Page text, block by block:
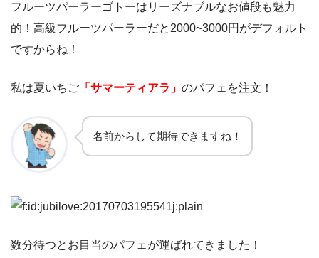
フルーツパーラーゴトーはリーズナブルなお値段も魅力
的！高級フルーツパーラーだと2000~3000円がデフォルト
ですからね！
私は夏いちご 「サマーティアラ」 のパフェを注文！
名前からして期待できますね！
数分待つとお目当のパフェが運ばれてきました！